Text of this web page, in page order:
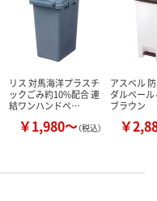
リス 対馬海洋プラスチ
ックごみ約10%配合 連
結ワンハンドペ…
￥1,980～（税込）
アスベル
ダルペール
ブラウン
￥